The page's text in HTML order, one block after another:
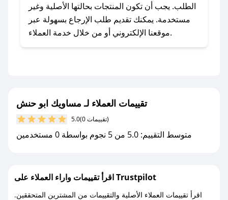
في تطبيق صحصح.
- تابع حسابنا الرسمي على تويتر وقم بتفعيل زر
الطلب. يجب أن تكون المنتجات بحالتها الأصلية وغير
مستخدمة. يمكنك تقديم طلب الإرجاع بسهولة عبر
موقعنا الإلكتروني أو من خلال خدمة العملاء.
تقييمات العملاء لـ مساويك ابو حنش
5.0 (0 تقييمات)
متوسط التقييم: 5.0 من 5 نجوم بواسطة 0 مستخدمين
اقرأ تقييمات واراء العملاء على Trustpilot
اقرأ تقييمات العملاء الأصلية والتقييمات من المشترين المتحققين.